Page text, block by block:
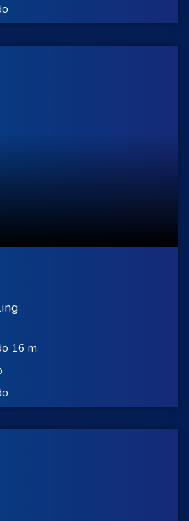
16 m.